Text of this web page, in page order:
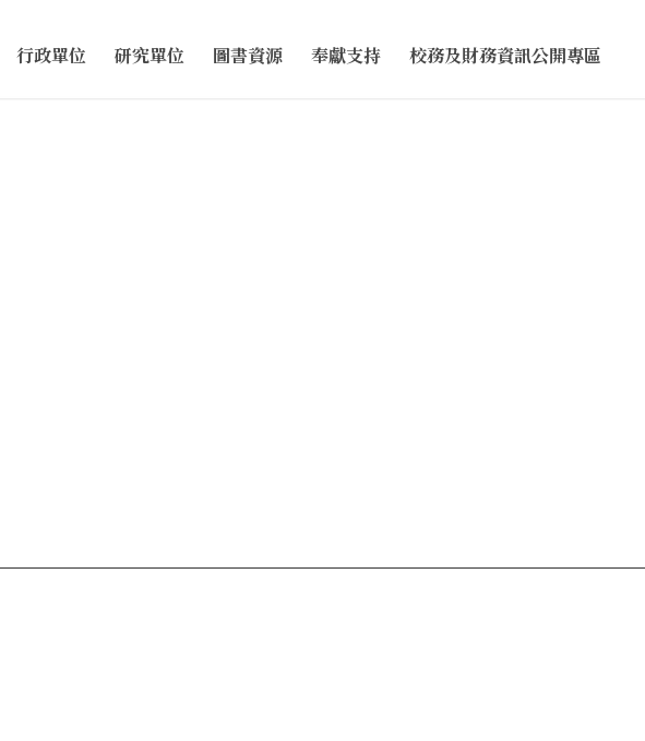
行政單位 研究單位 圖書資源 奉獻支持 校務及財務資訊公開專區